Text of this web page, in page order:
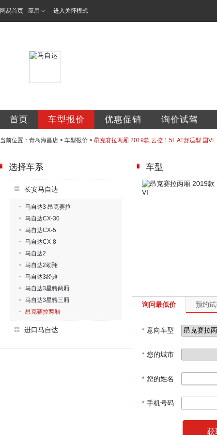
网易首页 应用 进入关怀模式
首页 车型报价 优惠促销 询价试驾
当前位置： 青岛海昌店 > 车型报价 > 昂克赛拉两厢 2019款 云控 1.5L AT舒适型 国VI
选择车系
长安马自达
马自达3 昂克赛拉
马自达CX-30
马自达CX-5
马自达CX-8
马自达2
马自达2劲翔
马自达3经典
马自达3星骋两厢
马自达3星骋三厢
昂克赛拉两厢
进口马自达
车型
询问最低价 预约
* 意向车型
* 您的城市
* 您的姓名
* 手机号码
获